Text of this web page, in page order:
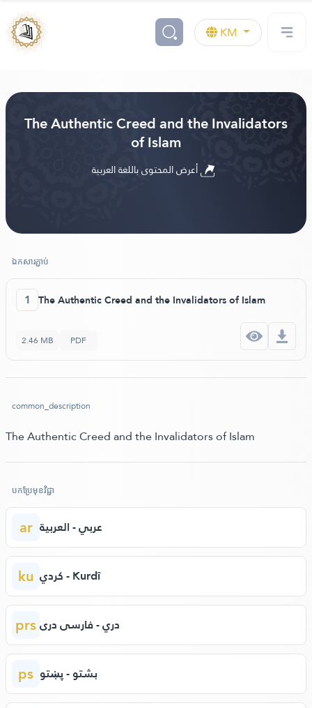
KM
The Authentic Creed and the Invalidators
of Islam
ឯកសារភ្ជាប់
1 The Authentic Creed and the Invalidators of Islam
2.46 MB PDF
common_description
The Authentic Creed and the Invalidators of Islam
បកប្រែមុខវិជ្ជា
ar عربي - العربية
ku كردي - Kurdî
prsدري - فارسی دری
ps بشتو - پښتو